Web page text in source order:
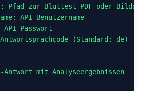
Pfad zur Bluttest-PDF oder
API-Benutzername
API-Passwort
(Standard: de)
Antwort mit Analyseergebnissen